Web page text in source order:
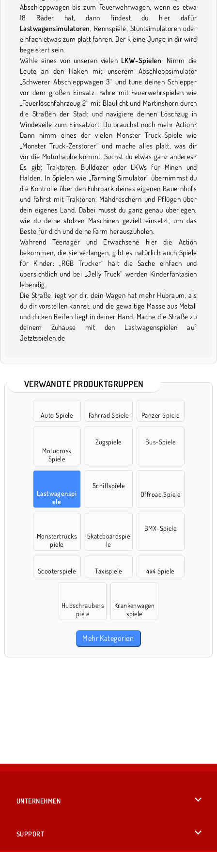
Abschleppwagen bis zum Feuerwehrwagen, wenn es etwa
18 Räder hat, dann findest du hier dafür
Lastwagensimulatoren, Rennspiele, Stuntsimulatoren oder
einfach etwas zum platt fahren. Der kleine Junge in dir wird
begeistert sein.
Wähle eines von unseren vielen LKW-Spielen: Nimm die
Leute an den Haken mit unserem Abschleppsimulator
„Schwerer Abschleppwagen 3“ und tune deinen Schlepper
vor dem großen Einsatz. Fahre mit Feuerwehrspielen wie
„Feuerlöschfahrzeug 2“ mit Blaulicht und Martinshorn durch
die Straßen der Stadt und navigiere deinen Löschzug in
Windeseile zum Einsatzort. Du brauchst noch mehr Action?
Dann nimm eines der vielen Monster Truck-Spiele wie
„Monster Truck-Zerstörer“ und mache alles platt, was dir
vor die Motorhaube kommt. Suchst du etwas ganz anderes?
Es gibt Traktoren, Bulldozer oder LKWs für Minen und
Halden. In Spielen wie „Farming Simulator“ übernimmst du
die Kontrolle über den Fuhrpark deines eigenen Bauernhofs
und fährst mit Traktoren, Mähdreschern und Pflügen über
dein eigenes Land. Dabei musst du ganz genau überlegen,
wie du deine stolzen Maschinen gezielt einsetzt, um das
Beste für dich und deine Farm herauszuholen.
Während Teenager und Erwachsene hier die Action
bekommen, die sie verlangen, gibt es natürlich auch Spiele
für Kinder: „RGB Trucker“ hält die Sache einfach und
übersichtlich und bei „Jelly Truck“ werden Kinderfantasien
lebendig.
Die Straße liegt vor dir, dein Wagen hat mehr Hubraum, als
du dir vorstellen kannst, und die gewaltige Masse aus Metall
und dicken Reifen liegt in deiner Hand. Mache die Straße zu
deinem Zuhause mit den Lastwagenspielen auf
Jetztspielen.de
VERWANDTE PRODUKTGRUPPEN
Auto Spiele Fahrrad Spiele Panzer Spiele
Motocross
Spiele
Zugspiele Bus-Spiele
Lastwagenspi
ele
Schiffspiele
Offroad Spiele
Monstertrucks
piele
Skateboardspie
le
BMX-Spiele
Scooterspiele Taxispiele 4x4 Spiele
Hubschraubers
piele
Krankenwagen
spiele
Mehr Kategorien
UNTERNEHMEN
SUPPORT